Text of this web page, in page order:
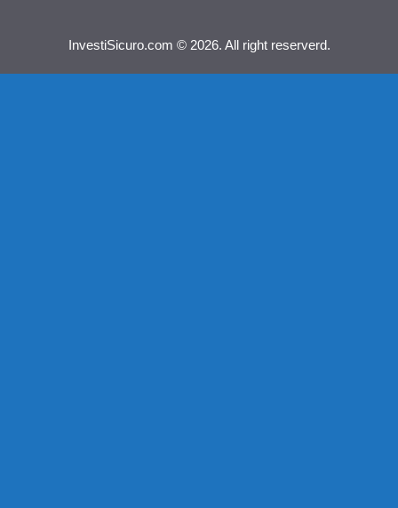
InvestiSicuro.com © 2026. All right reserverd.